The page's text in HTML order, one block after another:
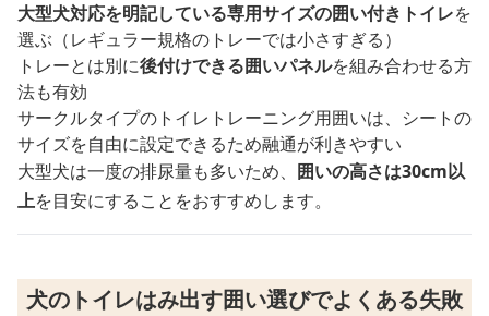
大型犬対応を明記している専用サイズの囲い付きトイレを
選ぶ（レギュラー規格のトレーでは小さすぎる）
トレーとは別に後付けできる囲いパネルを組み合わせる方
法も有効
サークルタイプのトイレトレーニング用囲いは、シートの
サイズを自由に設定できるため融通が利きやすい
大型犬は一度の排尿量も多いため、 囲いの高さは30cm以
上を目安にすることをおすすめします。
犬のトイレはみ出す囲い選びでよくある失敗